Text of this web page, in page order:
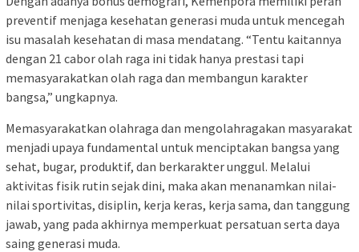
preventif menjaga kesehatan generasi muda untuk mencegah
isu masalah kesehatan di masa mendatang. “Tentu kaitannya
dengan 21 cabor olah raga ini tidak hanya prestasi tapi
memasyarakatkan olah raga dan membangun karakter
bangsa,” ungkapnya.
Memasyarakatkan olahraga dan mengolahragakan masyarakat
menjadi upaya fundamental untuk menciptakan bangsa yang
sehat, bugar, produktif, dan berkarakter unggul. Melalui
aktivitas fisik rutin sejak dini, maka akan menanamkan nilai-
nilai sportivitas, disiplin, kerja keras, kerja sama, dan tanggung
jawab, yang pada akhirnya memperkuat persatuan serta daya
saing generasi muda.